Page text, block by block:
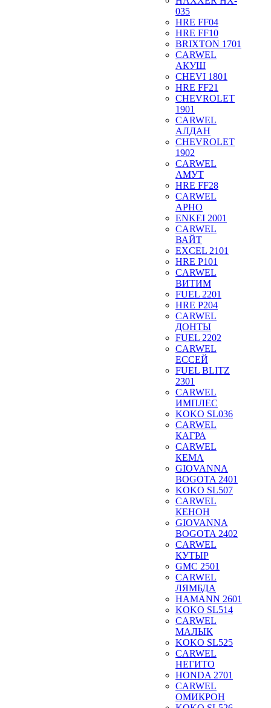
035
HRE FF04
HRE FF10
BRIXTON 1701
CARWEL
АКУШ
CHEVI 1801
HRE FF21
CHEVROLET
1901
CARWEL
АЛДАН
CHEVROLET
1902
CARWEL
АМУТ
HRE FF28
CARWEL
АРНО
ENKEI 2001
CARWEL
ВАЙТ
EXCEL 2101
HRE P101
CARWEL
ВИТИМ
FUEL 2201
HRE P204
CARWEL
ДОНТЫ
FUEL 2202
CARWEL
ЕССЕЙ
FUEL BLITZ
2301
CARWEL
ИМПЛЕС
KOKO SL036
CARWEL
КАГРА
CARWEL
КЕМА
GIOVANNA
BOGOTA 2401
KOKO SL507
CARWEL
КЕНОН
GIOVANNA
BOGOTA 2402
CARWEL
КУТЫР
GMC 2501
CARWEL
ЛЯМБДА
HAMANN 2601
KOKO SL514
CARWEL
МАЛЫК
KOKO SL525
CARWEL
НЕГИТО
HONDA 2701
CARWEL
ОМИКРОН